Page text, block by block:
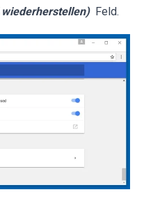
Feld.